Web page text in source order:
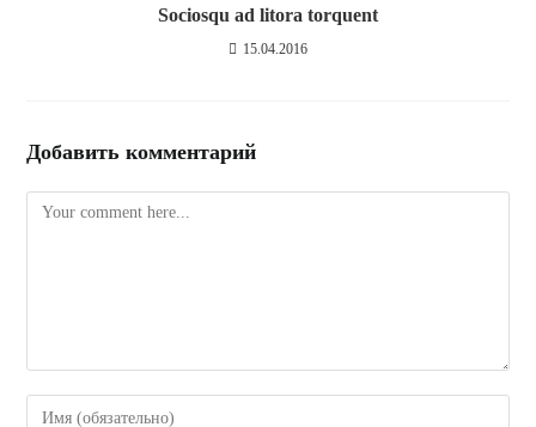
Sociosqu ad litora torquent
15.04.2016
Добавить комментарий
Комментарий
Enter